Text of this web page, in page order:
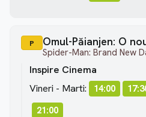
P Omul-Păianjen: O
Spider-Man: Brand New
Inspire Cinema
Vineri - Marti:
14:00
21:00